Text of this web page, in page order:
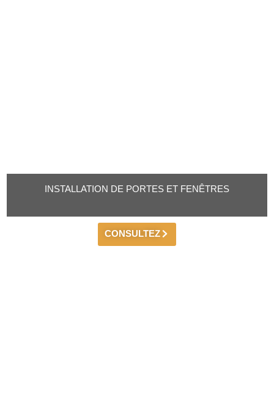
INSTALLATION DE PORTES ET FENÊTRES
CONSULTEZ